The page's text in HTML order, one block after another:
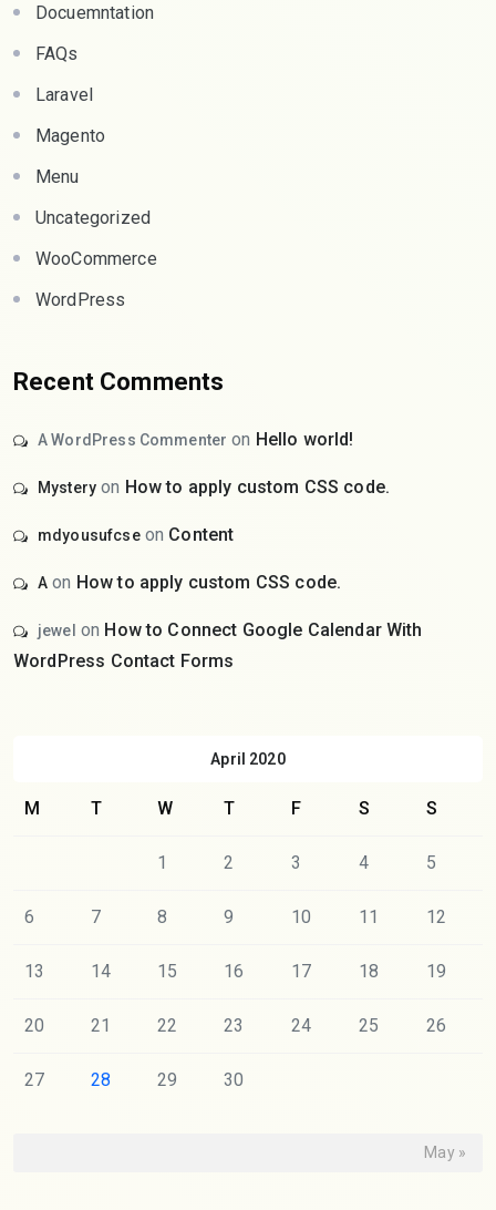
Docuemntation
FAQs
Laravel
Magento
Menu
Uncategorized
WooCommerce
WordPress
Recent Comments
A WordPress Commenter on Hello world!
Mystery on How to apply custom CSS code.
mdyousufcseon Content
A on How to apply custom CSS code.
jewel on How to Connect Google Calendar With
WordPress Contact Forms
April 2020
M T W T F S S
1 2 3 4 5
6 7 8 9 10 11 12
13 14 15 16 17 18 19
20 21 22 23 24 25 26
27 28 29 30
May »